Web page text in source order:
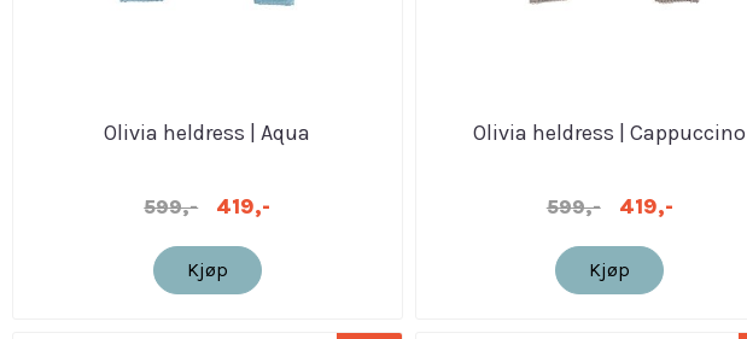
Olivia heldress | Aqua
599,- 419,-
Kjøp
Olivia heldress | Cappuccino
599,- 419,-
Kjøp